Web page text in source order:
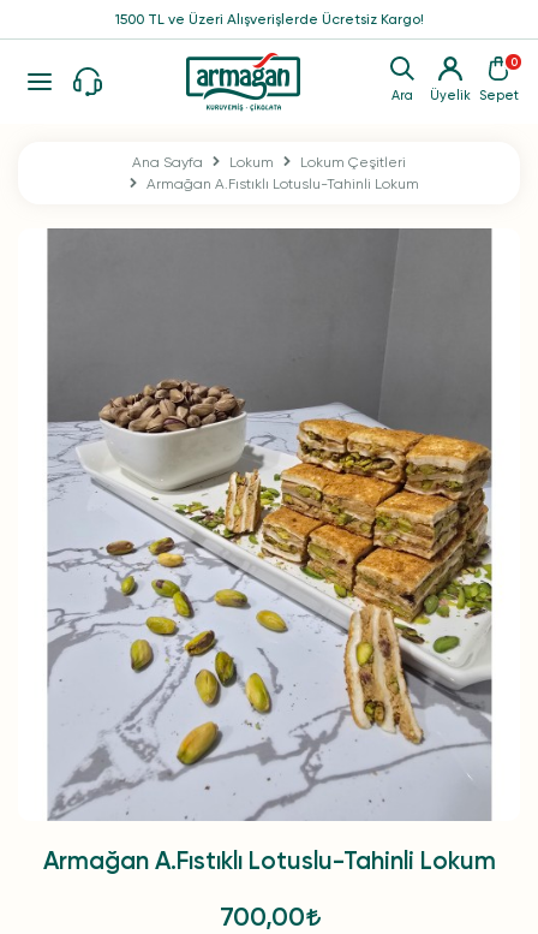
Ara Üyelik
0
Sepet
1500 TL ve Üzeri Alışverişlerde Ücretsiz Kargo!
Ana Sayfa Lokum
Lokum Çeşitleri
Armağan A.Fıstıklı Lotuslu-Tahinli Lokum
Armağan A.Fıstıklı Lotuslu-Tahinli Lokum
700,00